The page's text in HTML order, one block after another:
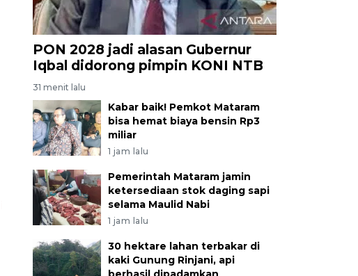
PON 2028 jadi alasan Gubernur
Iqbal didorong pimpin KONI NTB
31 menit lalu
Kabar baik! Pemkot Mataram
bisa hemat biaya bensin Rp3
miliar
1 jam lalu
Pemerintah Mataram jamin
ketersediaan stok daging sapi
selama Maulid Nabi
1 jam lalu
30 hektare lahan terbakar di
kaki Gunung Rinjani, api